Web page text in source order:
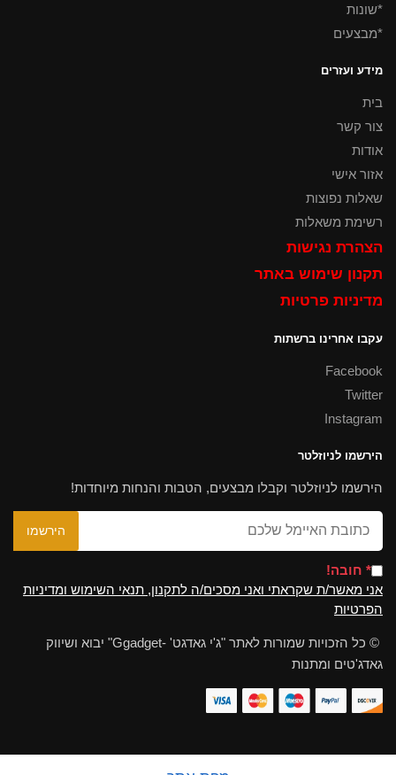
*שונות
*מבצעים
מידע ועזרים
בית
צור קשר
אודות
אזור אישי
שאלות נפוצות
רשימת משאלות
הצהרת נגישות
תקנון שימוש באתר
מדיניות פרטיות
עקבו אחרינו ברשתות
Facebook
Twitter
Instagram
הירשמו לניוזלטר
הירשמו לניוזלטר וקבלו מבצעים, הטבות והנחות מיוחדות!
* חובה!
אני מאשר/ת שקראתי ואני מסכים/ה לתקנון, תנאי השימוש ומדיניות
הפרטיות
© כל הזכויות שמורות לאתר "ג'י גאדגט' -Ggadget" יבוא ושיווק
גאדג'טים ומתנות